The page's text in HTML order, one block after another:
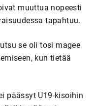
muuttua nopeesti
tapahtuu.
se oli tosi magee
kun tietää
päässyt U19-kisoihin